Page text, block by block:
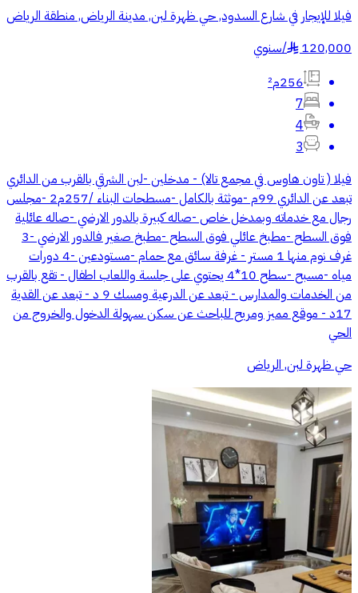
فيلا للإيجار في شارع السدود, حي ظهرة لبن, مدينة الرياض, منطقة الرياض
120,000
§
/سنوي
256م²
7
4
3
فيلا ( تاون هاوس في مجمع تالا) - مدخلين -لبن الشرقي بالقرب من الدائري
تبعد عن الدائري 99م -موثثة بالكامل -مسطحات البناء /257م2 -مجلس
رجال مع خدماته وبمدخل خاص -صاله كبيرة بالدور الارضي -صاله عائلية
فوق السطح -مطبخ عائلي فوق السطح -مطبخ صغير فالدور الارضي -3
غرف نوم منها 1 مستر - غرفة سائق مع حمام -مستودعين -4 دورات
مياه -مسبح -سطح 10*4 يحتوي على جلسة واللعاب اطفال - تقع بالقرب
من الخدمات والمدارس - تبعد عن الدرعية ومسك 9 د - تبعد عن القدية
17د - موقع مميز ومريح للباحث عن سكن سهولة الدخول والخروج من
الحي
حي ظهرة لبن, الرياض